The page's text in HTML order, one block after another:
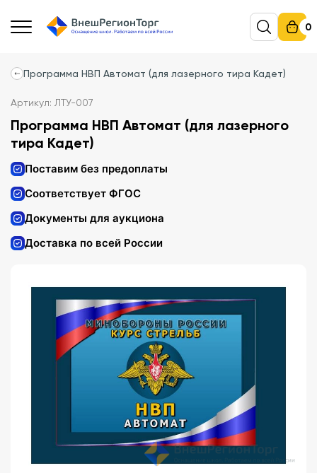
0
Программа НВП Автомат (для лазерного тира Кадет)
Артикул: ЛТУ-007
Программа НВП Автомат (для лазерного
тира Кадет)
Поставим без предоплаты
Соответствует ФГОС
Документы для аукциона
Доставка по всей России